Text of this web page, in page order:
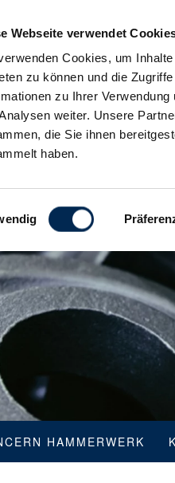
Webseite verwendet
Cookies, um
zu können und die
zu Ihrer
weiter. Unsere
die Sie ihnen
haben.
HAMMERWERK